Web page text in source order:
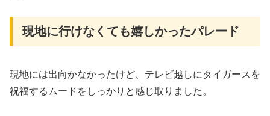
現地に行けなくても嬉しかったパレード
現地には出向かなかったけど、テレビ越しにタイガースを
祝福するムードをしっかりと感じ取りました。